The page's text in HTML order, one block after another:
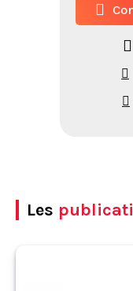
Les